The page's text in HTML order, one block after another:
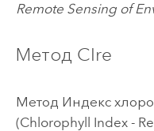
Remote Sensing of
Метод CIre
Метод Индекс
(Chlorophyll Index -